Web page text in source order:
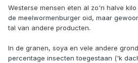
Westerse mensen eten al zo'n halve
de meelwormenburger oid, maar
tal van andere producten.
In de granen, soya en vele andere
percentage insecten toegestaan ('k